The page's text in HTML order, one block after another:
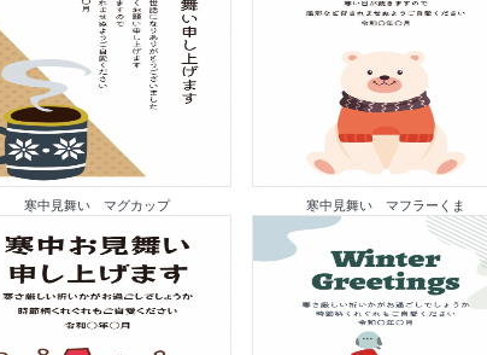
寒中見舞い マグカップ 寒中見舞い マフラーくま